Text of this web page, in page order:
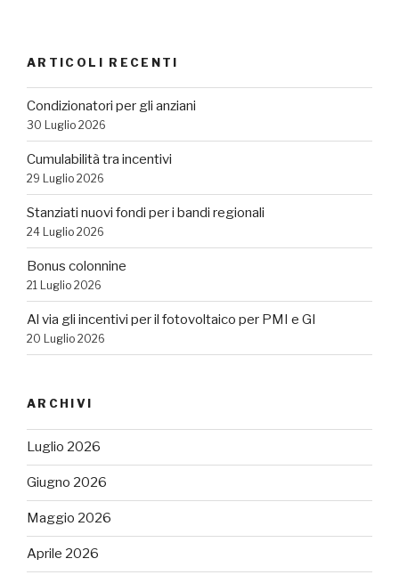
ARTICOLI RECENTI
Condizionatori per gli anziani
30 Luglio 2026
Cumulabilità tra incentivi
29 Luglio 2026
Stanziati nuovi fondi per i bandi regionali
24 Luglio 2026
Bonus colonnine
21 Luglio 2026
Al via gli incentivi per il fotovoltaico per PMI e GI
20 Luglio 2026
ARCHIVI
Luglio 2026
Giugno 2026
Maggio 2026
Aprile 2026